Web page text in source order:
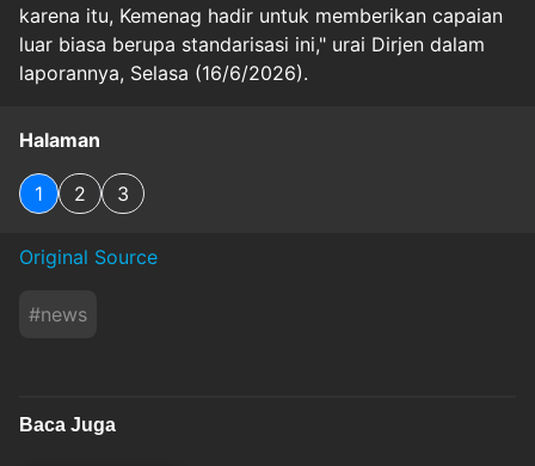
karena itu, Kemenag hadir untuk memberikan capaian
luar biasa berupa standarisasi ini," urai Dirjen dalam
laporannya, Selasa (16/6/2026).
Halaman
1 2 3
Original Source
#news
Baca Juga